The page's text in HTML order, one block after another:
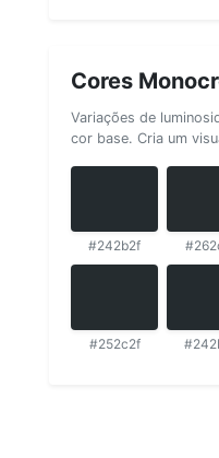
Cores
Variações de
cor base. Cria um
#242b2f
#252c2f